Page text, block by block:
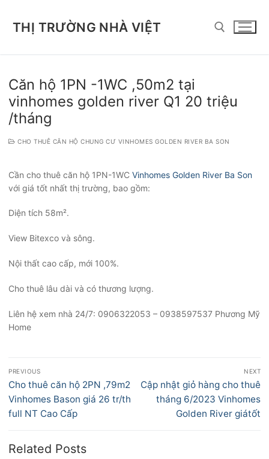
THỊ TRƯỜNG NHÀ VIỆT
Căn hộ 1PN -1WC ,50m2 tại
vinhomes golden river Q1 20 triệu
/tháng
CHO THUÊ CĂN HỘ CHUNG CƯ VINHOMES GOLDEN RIVER BA SON
Cần cho thuê căn hộ 1PN-1WC Vinhomes Golden River Ba Son
với giá tốt nhất thị trường, bao gồm:
Diện tích 58m².
View Bitexco và sông.
Nội thất cao cấp, mới 100%.
Cho thuê lâu dài và có thương lượng.
Liên hệ xem nhà 24/7: 0906322053 – 0938597537 Phương Mỹ
Home
Điều
hướng
bài
viết
PREVIOUS
Previous
post:
Cho thuê căn hộ 2PN ,79m2
Vinhomes Bason giá 26 tr/th
full NT Cao Cấp
NEXT
Next
post:
Cập nhật giỏ hàng cho thuê
tháng 6/2023 Vinhomes
Golden River giátốt
Related Posts